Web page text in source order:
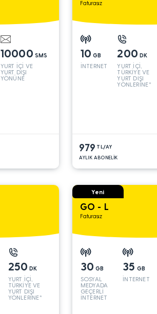
10000 SMS
YURT İÇİ VE
YURT DIŞI
YÖNÜNE
Faturasız
10 GB
İNTERNET
200 DK
YURT İÇİ,
TÜRKİYE VE
YURT DIŞI
YÖNLERİNE*
979 TL/AY
AYLIK ABONELİK
250 DK
YURT İÇİ,
TÜRKİYE VE
YURT DIŞI
YÖNLERİNE*
Yeni
GO - L
Faturasız
30 GB
SOSYAL
MEDYADA
GEÇERLİ
İNTERNET
35 GB
İNTERNET